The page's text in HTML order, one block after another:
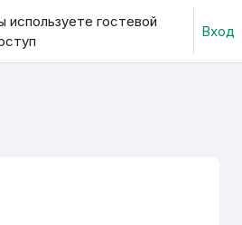
строки
используете гостевой
Вход